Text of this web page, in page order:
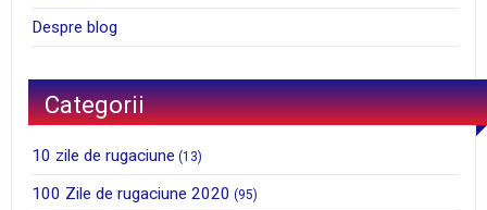
Despre blog
Categorii
10 zile de rugaciune (13)
100 Zile de rugaciune 2020 (95)